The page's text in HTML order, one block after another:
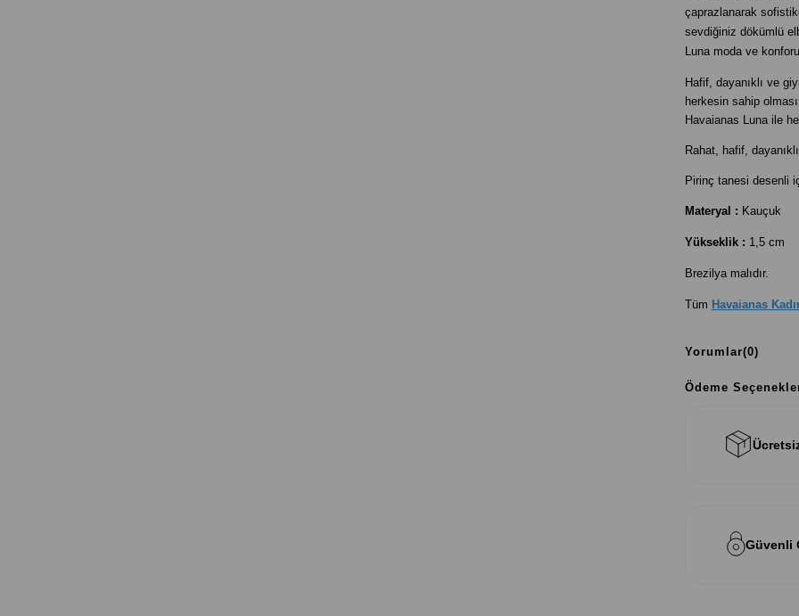
çaprazlanarak
sevdiğiniz dökümlü
Luna moda ve
Hafif, dayanıklı ve
herkesin sahip
Havaianas Luna ile
Rahat, hafif,
Pirinç tanesi desenli
Materyal : Kauçuk
Yükseklik : 1,5 cm
Brezilya malıdır.
Tüm Havaianas
Yorumlar(0)
Ödeme
Güvenli